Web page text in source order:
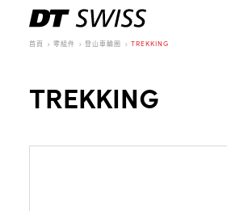
首頁 零組件 登山車輪圈 TREKKING
TREKKING